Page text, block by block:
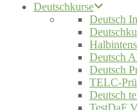
Deutschkurse
Deutsch
Deutsch
Deutsch
TELC-
Deutsch
TestDaF